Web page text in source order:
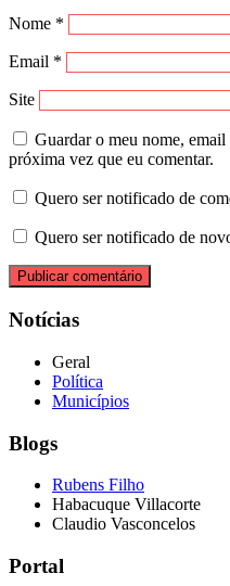
Nome *
Email *
Site
Guardar o meu nome, email
próxima vez que eu comentar.
Quero ser notificado de
Quero ser notificado de
Notícias
Geral
Política
Municípios
Blogs
Rubens Filho
Habacuque Villacorte
Claudio Vasconcelos
Portal